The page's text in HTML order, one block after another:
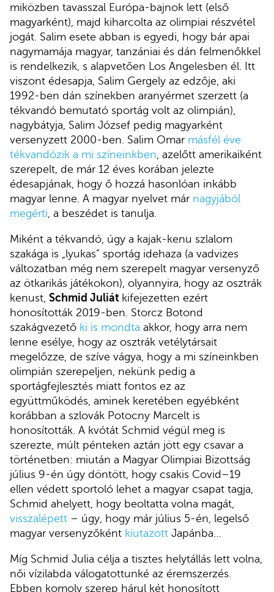
miközben tavasszal Európa-bajnok lett (első
magyarként), majd kiharcolta az olimpiai részvétel
jogát. Salim esete abban is egyedi, hogy bár apai
nagymamája magyar, tanzániai és dán felmenőkkel
is rendelkezik, s alapvetően Los Angelesben él. Itt
viszont édesapja, Salim Gergely az edzője, aki
1992-ben dán színekben aranyérmet szerzett (a
tékvandó bemutató sportág volt az olimpián),
nagybátyja, Salim József pedig magyarként
versenyzett 2000-ben. Salim Omar másfél éve
tékvandózik a mi színeinkben, azelőtt amerikaiként
szerepelt, de már 12 éves korában jelezte
édesapjának, hogy ő hozzá hasonlóan inkább
magyar lenne. A magyar nyelvet már nagyjából
megérti, a beszédet is tanulja.
Miként a tékvandó, úgy a kajak-kenu szlalom
szakága is „lyukas” sportág idehaza (a vadvizes
változatban még nem szerepelt magyar versenyző
az ötkarikás játékokon), olyannyira, hogy az osztrák
kenust, Schmid Juliát kifejezetten ezért
honosították 2019-ben. Storcz Botond
szakágvezető ki is mondta akkor, hogy arra nem
lenne esélye, hogy az osztrák vetélytársait
megelőzze, de szíve vágya, hogy a mi színeinkben
olimpián szerepeljen, nekünk pedig a
sportágfejlesztés miatt fontos ez az
együttműködés, aminek keretében egyébként
korábban a szlovák Potocny Marcelt is
honosították. A kvótát Schmid végül meg is
szerezte, múlt pénteken aztán jött egy csavar a
történetben: miután a Magyar Olimpiai Bizottság
július 9-én úgy döntött, hogy csakis Covid–19
ellen védett sportoló lehet a magyar csapat tagja,
Schmid ahelyett, hogy beoltatta volna magát,
visszalépett – úgy, hogy már július 5-én, legelső
magyar versenyzőként kiutazott Japánba…
Míg Schmid Julia célja a tisztes helytállás lett volna,
női vízilabda válogatottunké az éremszerzés.
Ebben komoly szerep hárul két honosított